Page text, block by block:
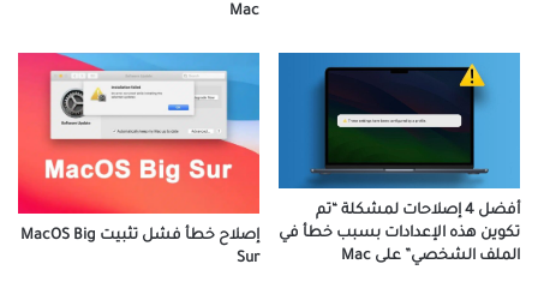
Mac
إصلاح خطأ فشل تثبيت MacOS Big
Sur
أفضل 4 إصلاحات لمشكلة “تم
تكوين هذه الإعدادات بسبب خطأ في
الملف الشخصي” على Mac